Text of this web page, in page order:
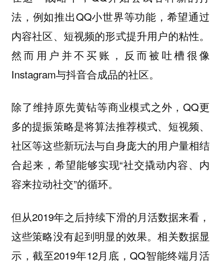
法，例如推出QQ小世界等功能，希望通过
内容社区、短视频的形式提升用户的粘性。
然而用户并不买账，反而被吐槽很像
Instagram与抖音合成品的社区。
除了维持原先黄钻等商业模式之外，QQ更
多的提振策略是将算法推荐模式、短视频、
社区等这些新玩法与自身庞大的用户量相结
合起来，希望能够实现“社交撬动内容、内
容来拉动社交”的循环。
但从2019年之后持续下滑的月活数据来看，
这些策略没有起到明显的效果。相关数据显
示，截至2019年12月底，QQ智能终端月活